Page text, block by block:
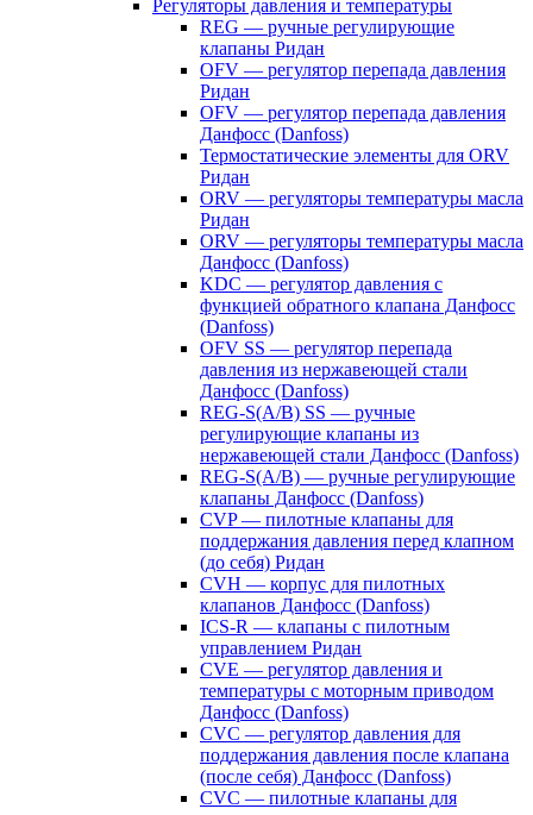
Регуляторы давления и температуры
REG — ручные регулирующие
клапаны Ридан
OFV — регулятор перепада давления
Ридан
OFV — регулятор перепада давления
Данфосс (Danfoss)
Термостатические элементы для ORV
Ридан
ORV — регуляторы температуры масла
Ридан
ORV — регуляторы температуры масла
Данфосс (Danfoss)
KDC — регулятор давления с
функцией обратного клапана Данфосс
(Danfoss)
OFV SS — регулятор перепада
давления из нержавеющей стали
Данфосс (Danfoss)
REG-S(A/B) SS — ручные
регулирующие клапаны из
нержавеющей стали Данфосс (Danfoss)
REG-S(A/B) — ручные регулирующие
клапаны Данфосс (Danfoss)
CVP — пилотные клапаны для
поддержания давления перед клапном
(до себя) Ридан
CVH — корпус для пилотных
клапанов Данфосс (Danfoss)
ICS-R — клапаны с пилотным
управлением Ридан
CVE — регулятор давления и
температуры с моторным приводом
Данфосс (Danfoss)
CVС — регулятор давления для
поддержания давления после клапана
(после себя) Данфосс (Danfoss)
CVС — пилотные клапаны для